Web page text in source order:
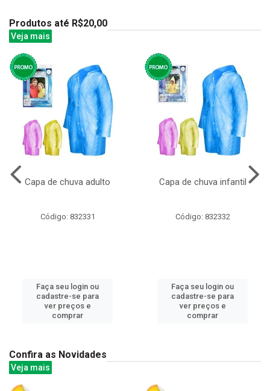
Produtos até R$20,00
Veja mais
Capa de chuva adulto
Código: 832331
Faça seu login ou
cadastre-se para
ver preços e
comprar
Capa de chuva infantil
Código: 832332
Faça seu login ou
cadastre-se para
ver preços e
comprar
Confira as Novidades
Veja mais